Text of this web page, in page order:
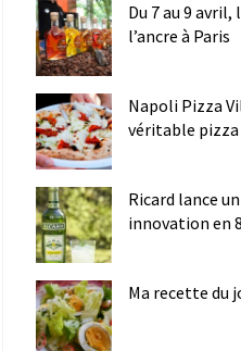
Du 7 au 9
l’ancre à Paris
Napoli Pizza
véritable
Ricard lance
innovation en
Ma recette du